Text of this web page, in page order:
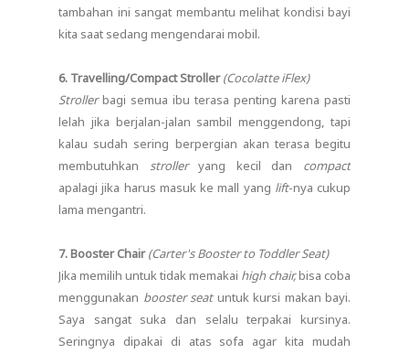
tambahan ini sangat membantu melihat kondisi bayi
kita saat sedang mengendarai mobil.
6. Travelling/Compact Stroller (Cocolatte iFlex)
Strollerbagi semua ibu terasa penting karena pasti
lelah jika berjalan-jalan sambil menggendong, tapi
kalau sudah sering berpergian akan terasa begitu
membutuhkan strolleryang kecil dan compact
apalagi jika harus masuk ke mall yang lift-nya cukup
lama mengantri.
7. Booster Chair (Carter's Booster to Toddler Seat)
Jika memilih untuk tidak memakai high chair,bisa coba
menggunakan booster seatuntuk kursi makan bayi.
Saya sangat suka dan selalu terpakai kursinya.
Seringnya dipakai di atas sofa agar kita mudah